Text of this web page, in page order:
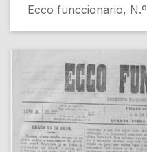
Ecco funccionario,